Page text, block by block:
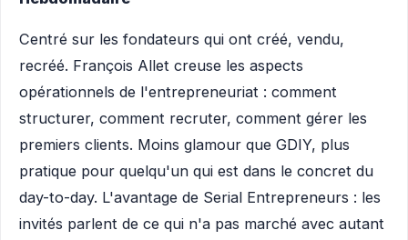
Centré sur les fondateurs qui ont créé, vendu,
recréé. François Allet creuse les aspects
opérationnels de l'entrepreneuriat : comment
structurer, comment recruter, comment gérer les
premiers clients. Moins glamour que GDIY, plus
pratique pour quelqu'un qui est dans le concret du
day-to-day. L'avantage de Serial Entrepreneurs : les
invités parlent de ce qui n'a pas marché avec autant